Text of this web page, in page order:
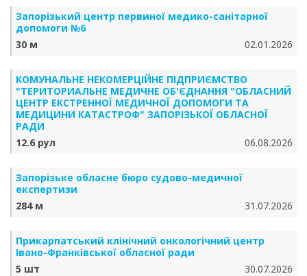
Запорізький центр первиної медико-санітарної
допомоги №6
30 м
02.01.2026
КОМУНАЛЬНЕ НЕКОМЕРЦІЙНЕ ПІДПРИЄМСТВО
"ТЕРИТОРИАЛЬНЕ МЕДИЧНЕ ОБ'ЄДНАННЯ "ОБЛАСНИЙ
ЦЕНТР ЕКСТРЕННОЇ МЕДИЧНОЇ ДОПОМОГИ ТА
МЕДИЦИНИ КАТАСТРОФ" ЗАПОРІЗЬКОЇ ОБЛАСНОЇ
РАДИ
12.6 рул
06.08.2026
Запорізьке обласне бюро судово-медичної
експертизи
284 м
31.07.2026
Прикарпатський клінічний онкологічний центр
Івано-Франківської обласної ради
5 шт
30.07.2026